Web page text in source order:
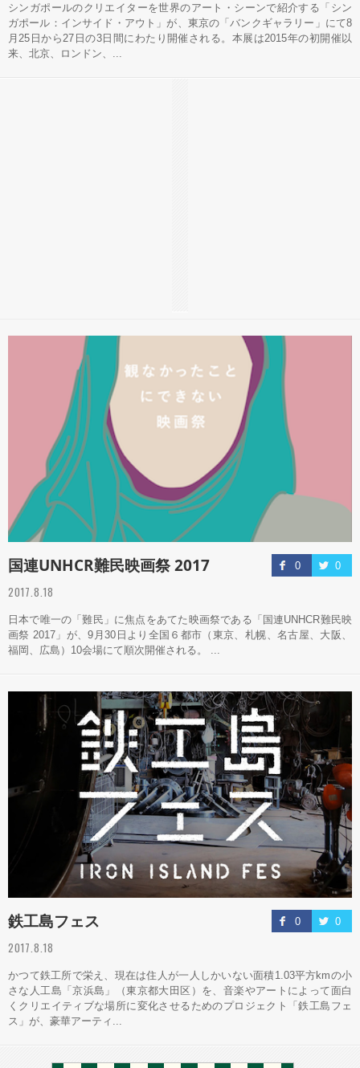
シンガポールのクリエイターを世界のアート・シーンで紹介する「シン
ガポール：インサイド・アウト」が、東京の「バンクギャラリー」にて8
月25日から27日の3日間にわたり開催される。本展は2015年の初開催以
来、北京、ロンドン、...
0 0
国連UNHCR難民映画祭 2017
2017.8.18
日本で唯一の「難民」に焦点をあてた映画祭である「国連UNHCR難民映
画祭 2017」が、9月30日より全国６都市（東京、札幌、名古屋、大阪、
福岡、広島）10会場にて順次開催される。 ...
0 0
鉄工島フェス
2017.8.18
かつて鉄工所で栄え、現在は住人が一人しかいない面積1.03平方kmの小
さな人工島「京浜島」（東京都大田区）を、音楽やアートによって面白
くクリエイティブな場所に変化させるためのプロジェクト「鉄工島フェ
ス」が、豪華アーティ...